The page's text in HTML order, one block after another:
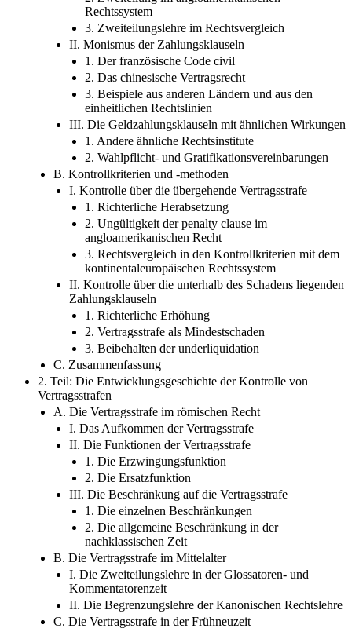
Rechtssystem
3. Zweiteilungslehre im Rechtsvergleich
II. Monismus der Zahlungsklauseln
1. Der französische Code civil
2. Das chinesische Vertragsrecht
3. Beispiele aus anderen Ländern und aus den
einheitlichen Rechtslinien
III. Die Geldzahlungsklauseln mit ähnlichen Wirkungen
1. Andere ähnliche Rechtsinstitute
2. Wahlpflicht- und Gratifikationsvereinbarungen
B. Kontrollkriterien und -methoden
I. Kontrolle über die übergehende Vertragsstrafe
1. Richterliche Herabsetzung
2. Ungültigkeit der penalty clause im
angloamerikanischen Recht
3. Rechtsvergleich in den Kontrollkriterien mit dem
kontinentaleuropäischen Rechtssystem
II. Kontrolle über die unterhalb des Schadens liegenden
Zahlungsklauseln
1. Richterliche Erhöhung
2. Vertragsstrafe als Mindestschaden
3. Beibehalten der underliquidation
C. Zusammenfassung
2. Teil: Die Entwicklungsgeschichte der Kontrolle von
Vertragsstrafen
A. Die Vertragsstrafe im römischen Recht
I. Das Aufkommen der Vertragsstrafe
II. Die Funktionen der Vertragsstrafe
1. Die Erzwingungsfunktion
2. Die Ersatzfunktion
III. Die Beschränkung auf die Vertragsstrafe
1. Die einzelnen Beschränkungen
2. Die allgemeine Beschränkung in der
nachklassischen Zeit
B. Die Vertragsstrafe im Mittelalter
I. Die Zweiteilungslehre in der Glossatoren- und
Kommentatorenzeit
II. Die Begrenzungslehre der Kanonischen Rechtslehre
C. Die Vertragsstrafe in der Frühneuzeit